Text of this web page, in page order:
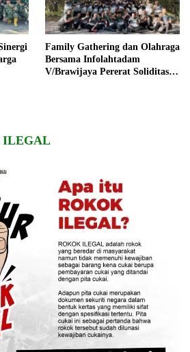
Family Gathering dan Olahraga
Bersama Infolahtadam
V/Brawijaya Pererat Soliditas
ILEGAL